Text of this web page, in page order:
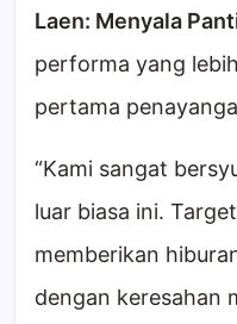
Laen: Menyala
performa yang
pertama
“Kami sangat
luar biasa ini.
memberikan
dengan keresahan